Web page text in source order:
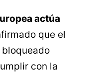
actúa
que el
bloqueado
con la